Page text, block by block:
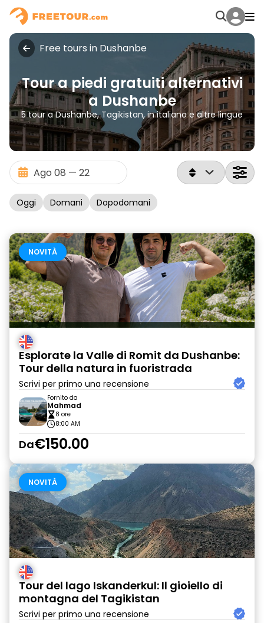
Free tours in Dushanbe
Tour a piedi gratuiti alternativi
a Dushanbe
5 tour a Dushanbe, Tagikistan, in italiano e altre lingue
Oggi Domani Dopodomani
NOVITÀ
Esplorate la Valle di Romit da Dushanbe:
Tour della natura in fuoristrada
Scrivi per primo una recensione
Fornito da
Mahmad
8 ore
8:00 AM
Da€150.00
NOVITÀ
Tour del lago Iskanderkul: Il gioiello di
montagna del Tagikistan
Scrivi per primo una recensione